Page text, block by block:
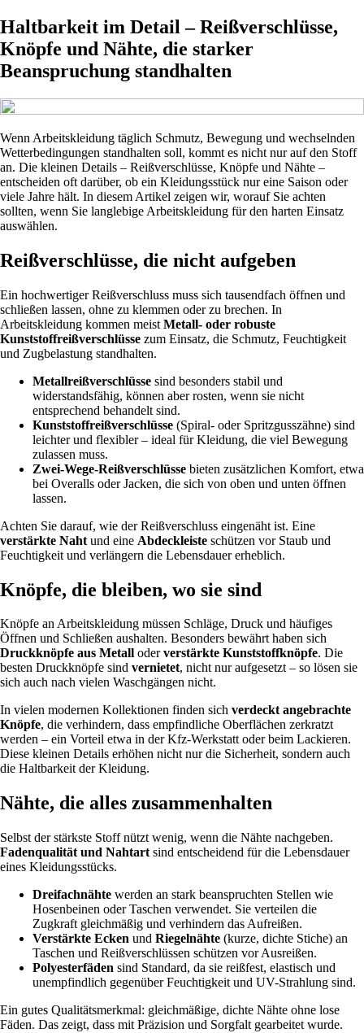
Haltbarkeit im Detail – Reißverschlüsse,
Knöpfe und Nähte, die starker
Beanspruchung standhalten
Wenn Arbeitskleidung täglich Schmutz, Bewegung und wechselnden
Wetterbedingungen standhalten soll, kommt es nicht nur auf den Stoff
an. Die kleinen Details – Reißverschlüsse, Knöpfe und Nähte –
entscheiden oft darüber, ob ein Kleidungsstück nur eine Saison oder
viele Jahre hält. In diesem Artikel zeigen wir, worauf Sie achten
sollten, wenn Sie langlebige Arbeitskleidung für den harten Einsatz
auswählen.
Reißverschlüsse, die nicht aufgeben
Ein hochwertiger Reißverschluss muss sich tausendfach öffnen und
schließen lassen, ohne zu klemmen oder zu brechen. In
Arbeitskleidung kommen meist Metall- oder robuste
Kunststoffreißverschlüsse zum Einsatz, die Schmutz, Feuchtigkeit
und Zugbelastung standhalten.
Metallreißverschlüsse sind besonders stabil und
widerstandsfähig, können aber rosten, wenn sie nicht
entsprechend behandelt sind.
Kunststoffreißverschlüsse (Spiral- oder Spritzgusszähne) sind
leichter und flexibler – ideal für Kleidung, die viel Bewegung
zulassen muss.
Zwei-Wege-Reißverschlüsse bieten zusätzlichen Komfort, etwa
bei Overalls oder Jacken, die sich von oben und unten öffnen
lassen.
Achten Sie darauf, wie der Reißverschluss eingenäht ist. Eine
verstärkte Naht und eine Abdeckleiste schützen vor Staub und
Feuchtigkeit und verlängern die Lebensdauer erheblich.
Knöpfe, die bleiben, wo sie sind
Knöpfe an Arbeitskleidung müssen Schläge, Druck und häufiges
Öffnen und Schließen aushalten. Besonders bewährt haben sich
Druckknöpfe aus Metall oderverstärkte Kunststoffknöpfe. Die
besten Druckknöpfe sind vernietet, nicht nur aufgesetzt – so lösen sie
sich auch nach vielen Waschgängen nicht.
In vielen modernen Kollektionen finden sich verdeckt angebrachte
Knöpfe, die verhindern, dass empfindliche Oberflächen zerkratzt
werden – ein Vorteil etwa in der Kfz-Werkstatt oder beim Lackieren.
Diese kleinen Details erhöhen nicht nur die Sicherheit, sondern auch
die Haltbarkeit der Kleidung.
Nähte, die alles zusammenhalten
Selbst der stärkste Stoff nützt wenig, wenn die Nähte nachgeben.
Fadenqualität und Nahtart sind entscheidend für die Lebensdauer
eines Kleidungsstücks.
Dreifachnähte werden an stark beanspruchten Stellen wie
Hosenbeinen oder Taschen verwendet. Sie verteilen die
Zugkraft gleichmäßig und verhindern das Aufreißen.
Verstärkte Ecken und Riegelnähte (kurze, dichte Stiche) an
Taschen und Reißverschlüssen schützen vor Ausreißen.
Polyesterfäden sind Standard, da sie reißfest, elastisch und
unempfindlich gegenüber Feuchtigkeit und UV-Strahlung sind.
Ein gutes Qualitätsmerkmal: gleichmäßige, dichte Nähte ohne lose
Fäden. Das zeigt, dass mit Präzision und Sorgfalt gearbeitet wurde.